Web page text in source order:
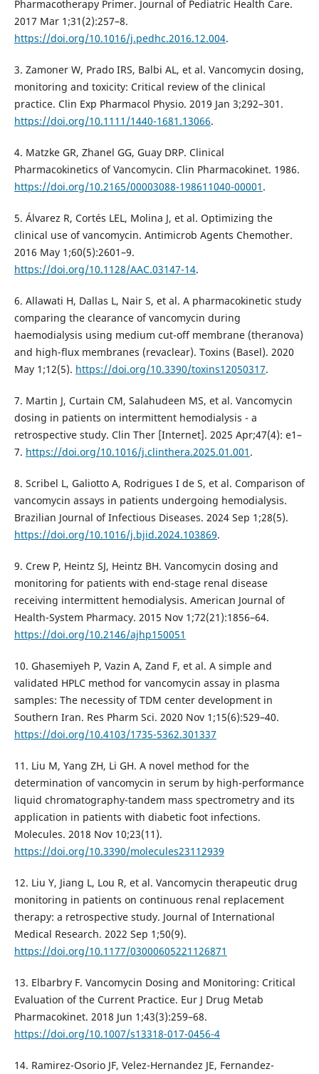
Pharmacotherapy Primer. Journal of Pediatric Health Care.
2017 Mar 1;31(2):257–8.
https://doi.org/10.1016/j.pedhc.2016.12.004.
3. Zamoner W, Prado IRS, Balbi AL, et al. Vancomycin dosing,
monitoring and toxicity: Critical review of the clinical
practice. Clin Exp Pharmacol Physio. 2019 Jan 3;292–301.
https://doi.org/10.1111/1440-1681.13066.
4. Matzke GR, Zhanel GG, Guay DRP. Clinical
Pharmacokinetics of Vancomycin. Clin Pharmacokinet. 1986.
https://doi.org/10.2165/00003088-198611040-00001 .
5. Álvarez R, Cortés LEL, Molina J, et al. Optimizing the
clinical use of vancomycin. Antimicrob Agents Chemother.
2016 May 1;60(5):2601–9.
https://doi.org/10.1128/AAC.03147-14.
6. Allawati H, Dallas L, Nair S, et al. A pharmacokinetic study
comparing the clearance of vancomycin during
haemodialysis using medium cut-off membrane (theranova)
and high-flux membranes (revaclear). Toxins (Basel). 2020
May 1;12(5). https://doi.org/10.3390/toxins12050317.
7. Martin J, Curtain CM, Salahudeen MS, et al. Vancomycin
dosing in patients on intermittent hemodialysis - a
retrospective study. Clin Ther [Internet]. 2025 Apr;47(4): e1–
7. https://doi.org/10.1016/j.clinthera.2025.01.001 .
8. Scribel L, Galiotto A, Rodrigues I de S, et al. Comparison of
vancomycin assays in patients undergoing hemodialysis.
Brazilian Journal of Infectious Diseases. 2024 Sep 1;28(5).
https://doi.org/10.1016/j.bjid.2024.103869.
9. Crew P, Heintz SJ, Heintz BH. Vancomycin dosing and
monitoring for patients with end-stage renal disease
receiving intermittent hemodialysis. American Journal of
Health-System Pharmacy. 2015 Nov 1;72(21):1856–64.
https://doi.org/10.2146/ajhp150051
10. Ghasemiyeh P, Vazin A, Zand F, et al. A simple and
validated HPLC method for vancomycin assay in plasma
samples: The necessity of TDM center development in
Southern Iran. Res Pharm Sci. 2020 Nov 1;15(6):529–40.
https://doi.org/10.4103/1735-5362.301337
11. Liu M, Yang ZH, Li GH. A novel method for the
determination of vancomycin in serum by high-performance
liquid chromatography-tandem mass spectrometry and its
application in patients with diabetic foot infections.
Molecules. 2018 Nov 10;23(11).
https://doi.org/10.3390/molecules23112939
12. Liu Y, Jiang L, Lou R, et al. Vancomycin therapeutic drug
monitoring in patients on continuous renal replacement
therapy: a retrospective study. Journal of International
Medical Research. 2022 Sep 1;50(9).
https://doi.org/10.1177/03000605221126871
13. Elbarbry F. Vancomycin Dosing and Monitoring: Critical
Evaluation of the Current Practice. Eur J Drug Metab
Pharmacokinet. 2018 Jun 1;43(3):259–68.
https://doi.org/10.1007/s13318-017-0456-4
14. Ramirez-Osorio JF, Velez-Hernandez JE, Fernandez-